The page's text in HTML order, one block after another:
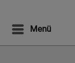
Menü